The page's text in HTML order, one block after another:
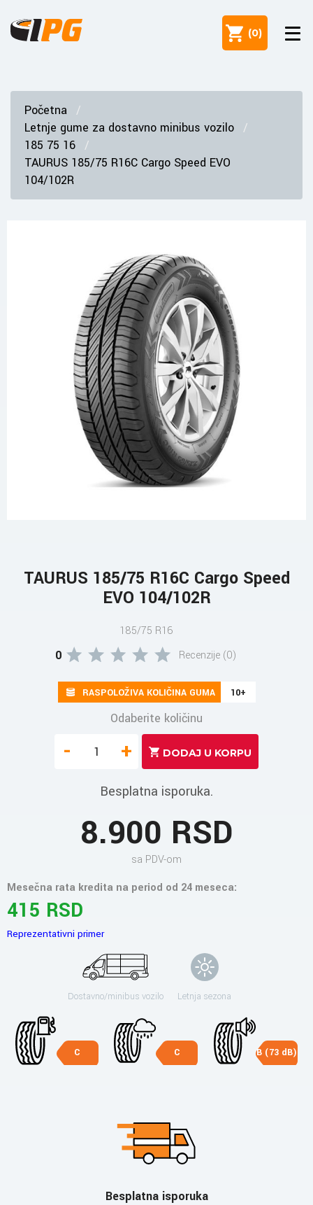
(0)
Početna
Letnje gume za dostavno minibus vozilo
185 75 16
TAURUS 185/75 R16C Cargo Speed EVO
104/102R
TAURUS 185/75 R16C Cargo Speed
EVO 104/102R
185/75 R16
0 Recenzije (0)
RASPOLOŽIVA KOLIČINA GUMA 10+
Odaberite količinu
- +
Besplatna isporuka.
8.900 RSD
sa PDV-om
Mesečna rata kredita na period od 24 meseca:
415 RSD
Reprezentativni primer
Dostavno/minibus vozilo Letnja sezona
C C B (73 dB)
Besplatna isporuka